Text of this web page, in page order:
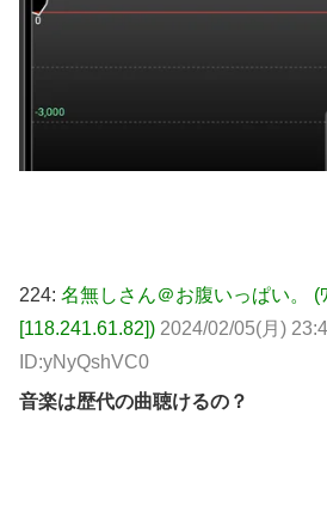
224: 名無しさん＠お腹いっぱい。 (
[118.241.61.82]) 2024/02/05(月)
ID:yNyQshVC0
音楽は歴代の曲聴けるの？